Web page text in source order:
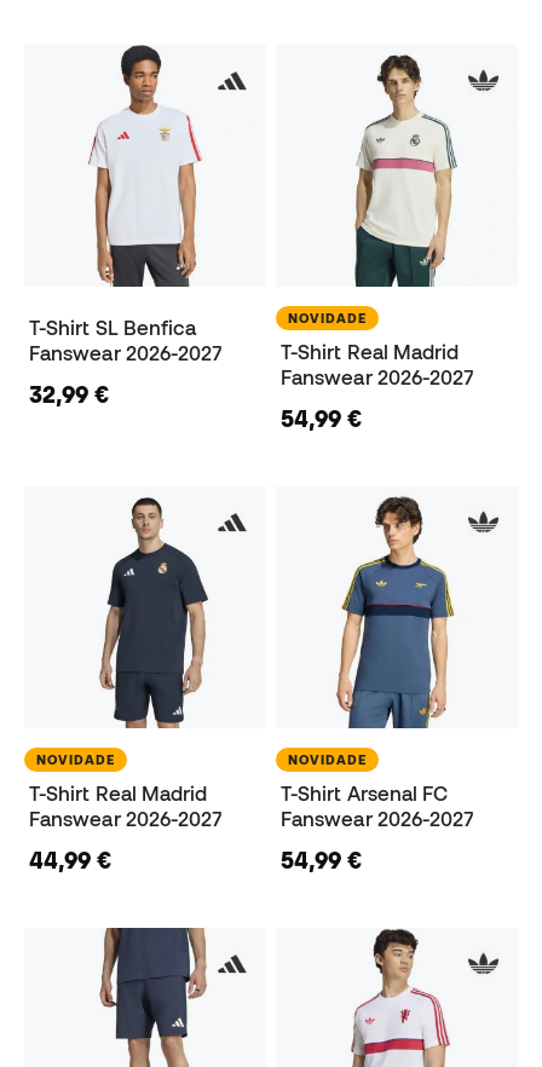
T-Shirt SL Benfica
Fanswear 2026-2027
32,99 €
NOVIDADE
T-Shirt Real Madrid
Fanswear 2026-2027
54,99 €
NOVIDADE
T-Shirt Real Madrid
Fanswear 2026-2027
44,99 €
NOVIDADE
T-Shirt Arsenal FC
Fanswear 2026-2027
54,99 €